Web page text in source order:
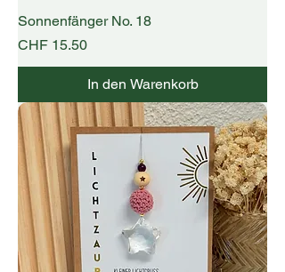
Sonnenfänger No. 18
Preis
CHF 15.50
In den Warenkorb